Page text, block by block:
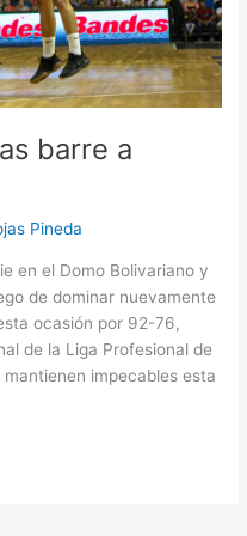
barre a
Pineda
en el Domo Bolivariano y
de dominar nuevamente
ocasión por 92-76,
de la Liga Profesional de
impecables esta